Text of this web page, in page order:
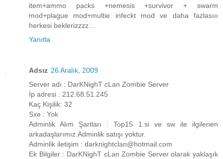
item+ammo packs +nemesis +survivor + swarm
mod+plague mod+multie infeckt mod ve daha fazlasııı
herkesi beklerizzzz...
Yanıtla
Adsız 26 Aralık, 2009
Server adı : DarKNighT cLan Zombie Server
İp adresi : 212.68.51.245
Kaç Kişilik: 32
Sxe : Yok
Adminlik Alım Şartları : Top15 1.si ve sw ile ilgilenen
arkadaşlarımız.Adminlik satışı yoktur.
Adminlik iletişim : darknightclan@hotmail.com
Ek Bilgiler : DarKNighT cLan Zombie Server olarak yaklaşık